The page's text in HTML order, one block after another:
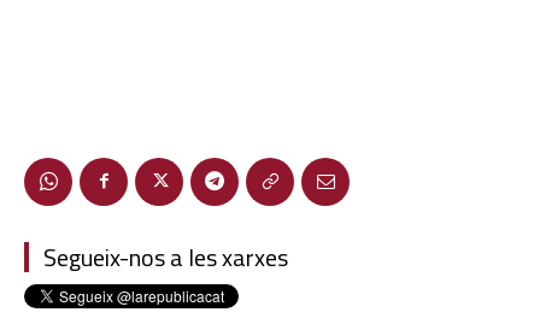
Segueix-nos a les xarxes